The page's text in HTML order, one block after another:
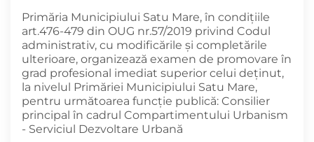
Primăria Municipiului Satu Mare, în condițiile
art.476-479 din OUG nr.57/2019 privind Codul
administrativ, cu modificările şi completările
ulterioare, organizează examen de promovare în
grad profesional imediat superior celui deținut,
la nivelul Primăriei Municipiului Satu Mare,
pentru următoarea funcție publică: Consilier
principal în cadrul Compartimentului Urbanism
- Serviciul Dezvoltare Urbană